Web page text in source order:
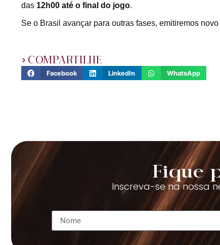
das 12h00 até o final do jogo.
Se o Brasil avançar para outras fases, emitiremos
COMPARTILHE
Facebook LinkedIn WhatsApp
Fique
Inscreva-se na nossa